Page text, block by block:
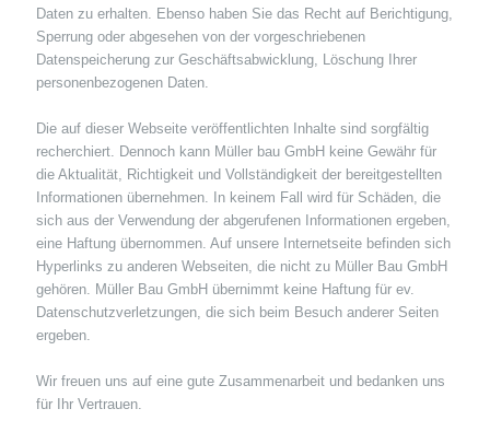
Daten zu erhalten. Ebenso haben Sie das Recht auf Berichtigung,
Sperrung oder abgesehen von der vorgeschriebenen
Datenspeicherung zur Geschäftsabwicklung, Löschung Ihrer
personenbezogenen Daten.
Die auf dieser Webseite veröffentlichten Inhalte sind sorgfältig
recherchiert. Dennoch kann Müller bau GmbH keine Gewähr für
die Aktualität, Richtigkeit und Vollständigkeit der bereitgestellten
Informationen übernehmen. In keinem Fall wird für Schäden, die
sich aus der Verwendung der abgerufenen Informationen ergeben,
eine Haftung übernommen. Auf unsere Internetseite befinden sich
Hyperlinks zu anderen Webseiten, die nicht zu Müller Bau GmbH
gehören. Müller Bau GmbH übernimmt keine Haftung für ev.
Datenschutzverletzungen, die sich beim Besuch anderer Seiten
ergeben.
Wir freuen uns auf eine gute Zusammenarbeit und bedanken uns
für Ihr Vertrauen.